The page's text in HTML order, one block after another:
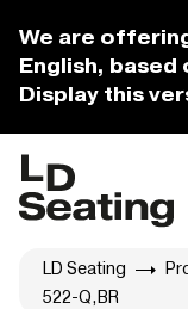
We are
English,
Display this
LD Seating
522-Q,BR